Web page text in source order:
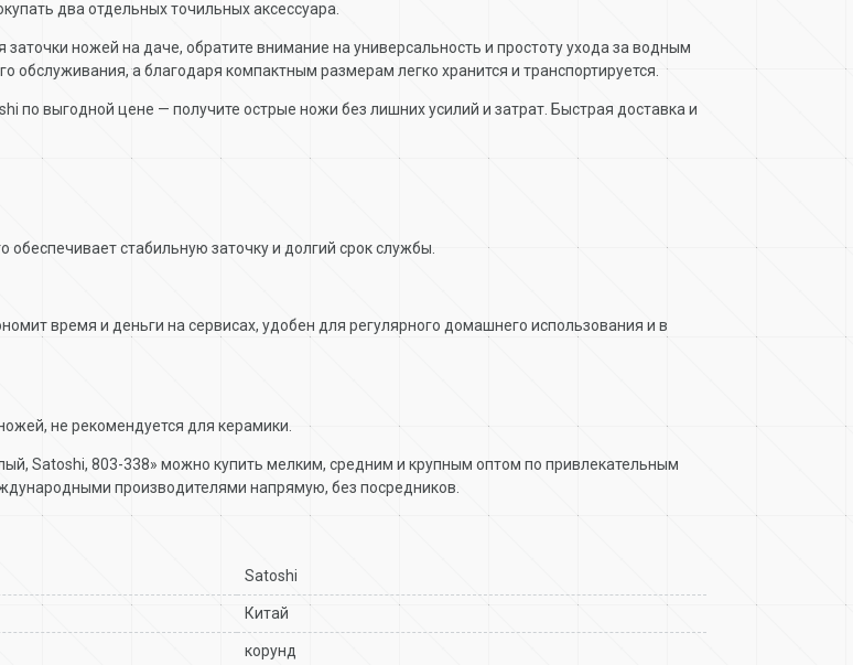
два отдельных точильных аксессуара.
ножей на даче, обратите внимание на универсальность и простоту ухода за водным
а благодаря компактным размерам легко хранится и транспортируется.
по выгодной цене — получите острые ножи без лишних усилий и затрат. Быстрая доставка и
стабильную заточку и долгий срок службы.
время и деньги на сервисах, удобен для регулярного домашнего использования и в
не рекомендуется для керамики.
Satoshi, 803-338» можно купить мелким, средним и крупным оптом по привлекательным
производителями напрямую, без посредников.
Satoshi
Китай
корунд